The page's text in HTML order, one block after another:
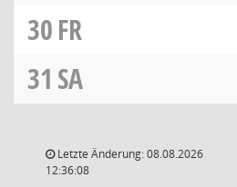
30FR
31 SA
Letzte Änderung: 08.08.2026
12:36:08